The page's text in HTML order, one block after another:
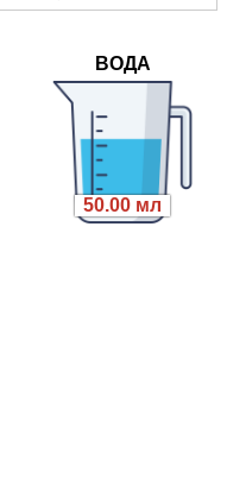
ВОДА
50.00 мл